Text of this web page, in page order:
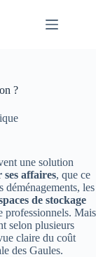
?
une solution
ses affaires, que ce
déménagements, les
de stockage
professionnels. Mais
selon plusieurs
claire du coût
des Gaules.